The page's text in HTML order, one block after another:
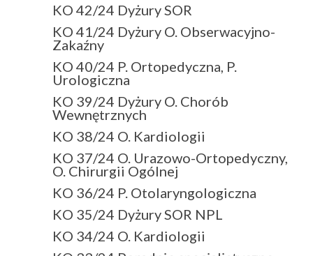
KO 42/24 Dyżury SOR
KO 41/24 Dyżury O. Obserwacyjno-
Zakaźny
KO 40/24 P. Ortopedyczna, P.
Urologiczna
KO 39/24 Dyżury O. Chorób
Wewnętrznych
KO 38/24 O. Kardiologii
KO 37/24 O. Urazowo-Ortopedyczny,
O. Chirurgii Ogólnej
KO 36/24 P. Otolaryngologiczna
KO 35/24 Dyżury SOR NPL
KO 34/24 O. Kardiologii